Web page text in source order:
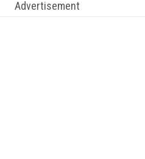
Advertisement